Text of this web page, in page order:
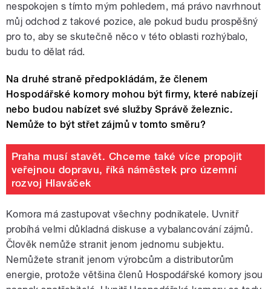
nespokojen s tímto mým pohledem, má právo navrhnout
můj odchod z takové pozice, ale pokud budu prospěšný
pro to, aby se skutečně něco v této oblasti rozhýbalo,
budu to dělat rád.
Na druhé straně předpokládám, že členem
Hospodářské komory mohou být firmy, které nabízejí
nebo budou nabízet své služby Správě železnic.
Nemůže to být střet zájmů v tomto směru?
Praha musí stavět. Chceme také více propojit
veřejnou dopravu, říká náměstek pro územní
rozvoj Hlaváček
Komora má zastupovat všechny podnikatele. Uvnitř
probíhá velmi důkladná diskuse a vybalancování zájmů.
Člověk nemůže stranit jenom jednomu subjektu.
Nemůžete stranit jenom výrobcům a distributorům
energie, protože většina členů Hospodářské komory jsou